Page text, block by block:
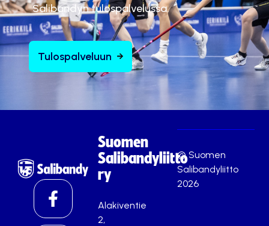
Salibandyn tulospalvelussa.
Tulospalveluun
Suomen
Salibandyliitto
ry
Alakiventie
2,
© Suomen
Salibandyliitto
2026